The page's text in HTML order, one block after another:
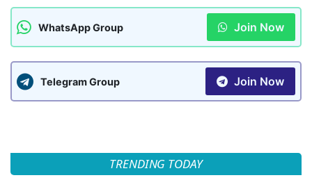
WhatsApp Group Join Now
Telegram Group Join Now
TRENDING TODAY